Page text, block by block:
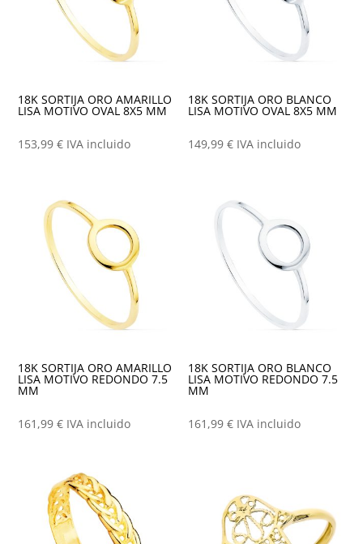
18K SORTIJA ORO AMARILLO
LISA MOTIVO OVAL 8X5 MM
153,99€ IVA incluido
18K SORTIJA ORO BLANCO
LISA MOTIVO OVAL 8X5 MM
149,99€ IVA incluido
18K SORTIJA ORO AMARILLO
LISA MOTIVO REDONDO 7.5
MM
161,99€ IVA incluido
18K SORTIJA ORO BLANCO
LISA MOTIVO REDONDO 7.5
MM
161,99€ IVA incluido